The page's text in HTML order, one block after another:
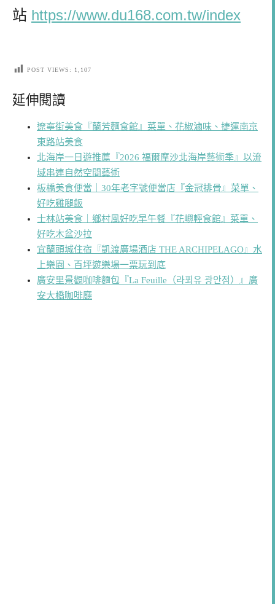
站 https://www.du168.com.tw/index
POST VIEWS: 1,107
延伸閱讀
遼寧街美食『蘭芳麵食館』菜單、花椒滷味、捷運南京
東路站美食
北海岸一日遊推薦『2026 福爾摩沙北海岸藝術季』以流
域串連自然空間藝術
板橋美食便當｜30年老字號便當店『金冠排骨』菜單、
好吃雞腿飯
士林站美食｜鄉村風好吃早午餐『花嶼輕食館』菜單、
好吃木盆沙拉
宜蘭頭城住宿『凱渡廣場酒店 THE ARCHIPELAGO』水
上樂園、百坪遊樂場一票玩到底
廣安里景觀咖啡麵包『La Feuille（라푀유 광안점）』廣
安大橋咖啡廳